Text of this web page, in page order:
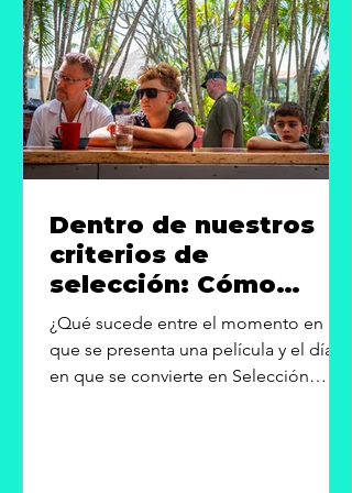
aproximadamente un 15% cada uno.
Por categorías, casi el
Dentro de nuestros
criterios de
selección: Cómo
PAIFF evalúa las
películas y elabora su
programa.
¿Qué sucede entre el momento en
que se presenta una película y el día
en que se convierte en Selección